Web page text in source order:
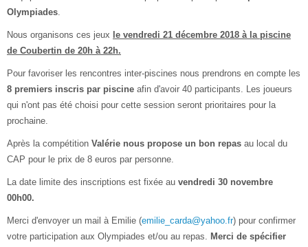
Olympiades.
Nous organisons ces jeux le vendredi 21 décembre 2018 à la piscine
de Coubertin de 20h à 22h.
Pour favoriser les rencontres inter-piscines nous prendrons en compte les
8 premiers inscris par piscine afin d'avoir 40 participants. Les joueurs
qui n'ont pas été choisi pour cette session seront prioritaires pour la
prochaine.
Après la compétition Valérie nous propose un bon repas au local du
CAP pour le prix de 8 euros par personne.
La date limite des inscriptions est fixée au vendredi 30 novembre
00h00.
Merci d'envoyer un mail à Emilie (emilie_carda@yahoo.fr) pour confirmer
votre participation aux Olympiades et/ou au repas. Merci de spécifier